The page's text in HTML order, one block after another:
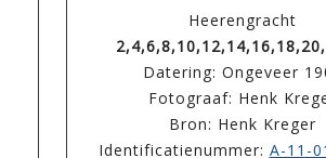
Heerengracht
Datering: Ongeveer
Fotograaf: Henk
Bron: Henk Kreger
Identificatienummer: A-11-